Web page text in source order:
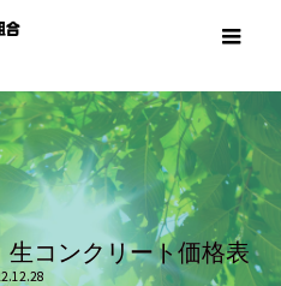
コンクリート価格表